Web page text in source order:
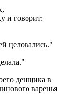
и говорит:
целовались."
денщика в
варенья